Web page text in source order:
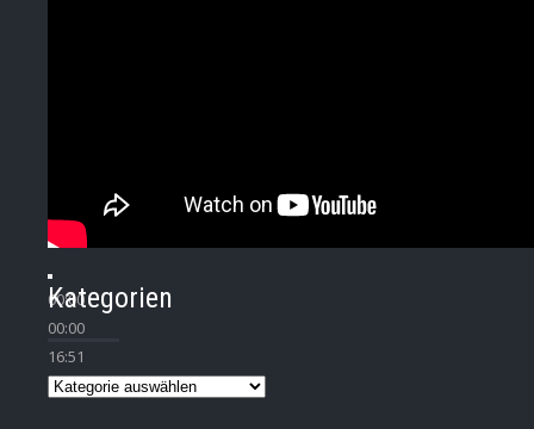
00:00
00:00
16:51
Kategorien
Kategorien